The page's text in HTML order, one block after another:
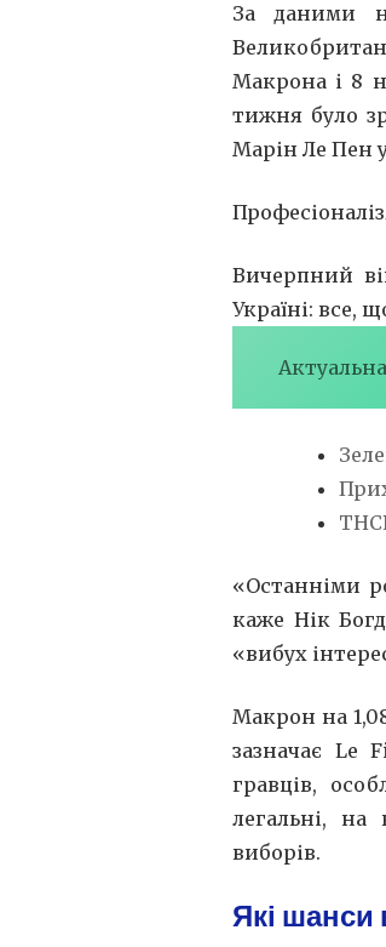
За даними
Макрона і 8
тижня було
Марін Ле Пен
Вичерпний
Україні: все,
«Останніми
каже Нік
«вибух
Макрон на
зазначає Le
гравців,
легальні, на
виборів.
Які шанси